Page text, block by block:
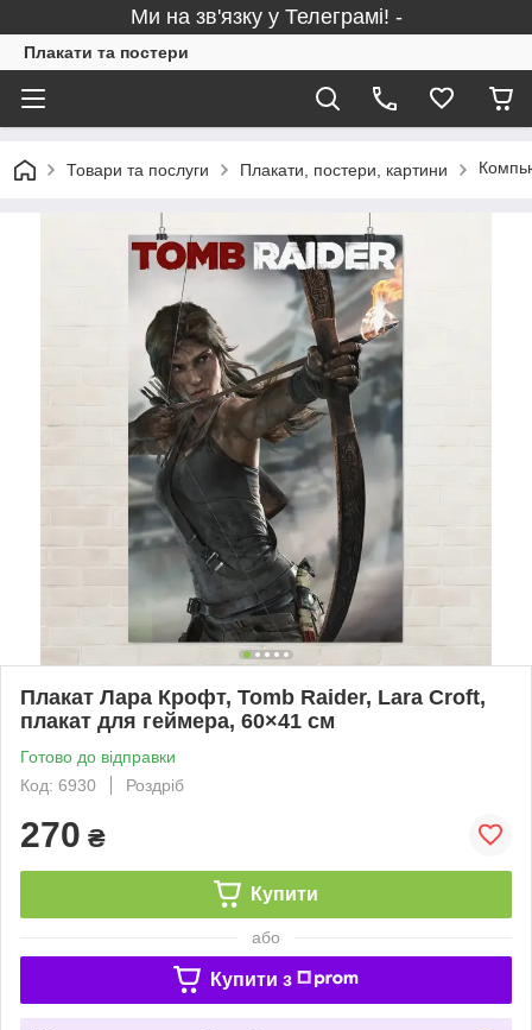
Ми на зв'язку у Телеграмі! -
Плакати та постери
Товари та послуги Плакати, постери, картини
Плакат Лара Крофт, Tomb Raider, Lara Croft,
плакат для геймера, 60×41 см
Готово до відправки
Код: 6930
Роздріб
270 ₴
Купити
або
Купити з